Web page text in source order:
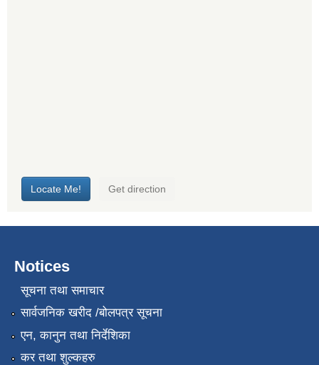
Notices
सूचना तथा समाचार
सार्वजनिक खरीद /बोलपत्र सूचना
एन, कानुन तथा निर्देशिका
कर तथा शुल्कहरु